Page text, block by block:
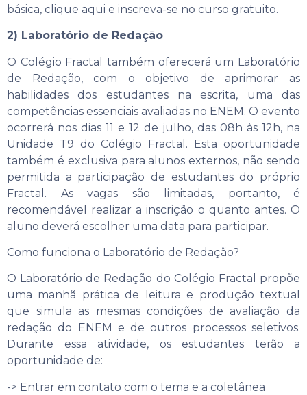
básica, clique aqui e inscreva-se no curso gratuito.
2) Laboratório de Redação
O Colégio Fractal também oferecerá um Laboratório
de Redação, com o objetivo de aprimorar as
habilidades dos estudantes na escrita, uma das
competências essenciais avaliadas no ENEM. O evento
ocorrerá nos dias 11 e 12 de julho, das 08h às 12h, na
Unidade T9 do Colégio Fractal. Esta oportunidade
também é exclusiva para alunos externos, não sendo
permitida a participação de estudantes do próprio
Fractal. As vagas são limitadas, portanto, é
recomendável realizar a inscrição o quanto antes. O
aluno deverá escolher uma data para participar.
Como funciona o Laboratório de Redação?
O Laboratório de Redação do Colégio Fractal propõe
uma manhã prática de leitura e produção textual
que simula as mesmas condições de avaliação da
redação do ENEM e de outros processos seletivos.
Durante essa atividade, os estudantes terão a
oportunidade de:
-> Entrar em contato com o tema e a coletânea